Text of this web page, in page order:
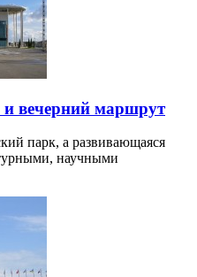
и вечерний маршрут
парк, а развивающаяся
научными